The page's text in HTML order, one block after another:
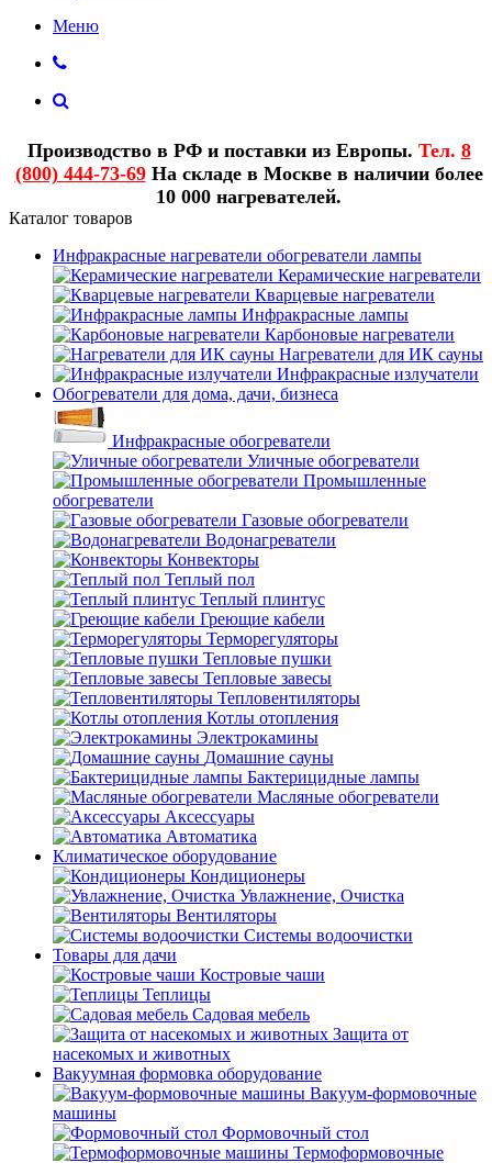
Меню
Производство в РФ и поставки из Европы. Тел. 8
(800) 444-73-69На складе в Москве в наличии более
10 000 нагревателей.
Каталог товаров
Инфракрасные нагреватели обогреватели лампы
Керамические нагреватели
Кварцевые нагреватели
Инфракрасные лампы
Карбоновые нагреватели
Нагреватели для ИК сауны
Инфракрасные излучатели
Обогреватели для дома, дачи, бизнеса
Инфракрасные обогреватели
Уличные обогреватели
Промышленные
обогреватели
Газовые обогреватели
Водонагреватели
Конвекторы
Теплый пол
Теплый плинтус
Греющие кабели
Терморегуляторы
Тепловые пушки
Тепловые завесы
Тепловентиляторы
Котлы отопления
Электрокамины
Домашние сауны
Бактерицидные лампы
Масляные обогреватели
Аксессуары
Автоматика
Климатическое оборудование
Кондиционеры
Увлажнение, Очистка
Вентиляторы
Системы водоочистки
Товары для дачи
Костровые чаши
Теплицы
Садовая мебель
Защита от
насекомых и животных
Вакуумная формовка оборудование
Вакуум-формовочные
машины
Формовочный стол
Термоформовочные